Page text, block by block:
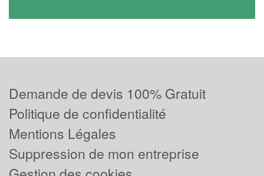
Demande de devis 100% Gratuit
Politique de confidentialité
Mentions Légales
Suppression de mon entreprise